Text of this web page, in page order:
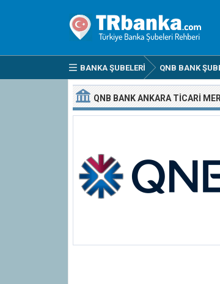
BANKA ŞUBELERI QNB BANK
QNB BANK ANKARA TICARI